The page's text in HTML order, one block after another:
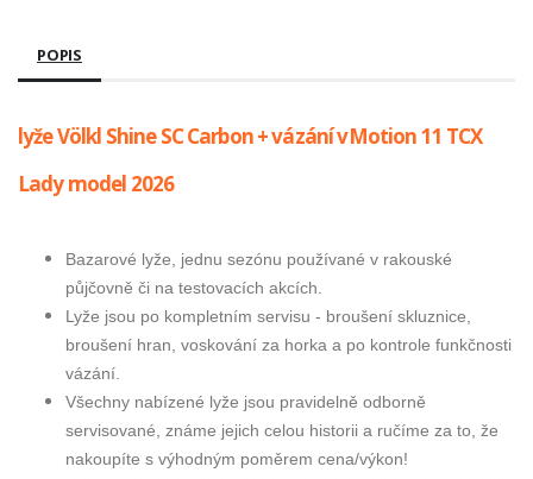
POPIS
lyže Völkl Shine SC Carbon + vázání vMotion 11 TCX
Lady model 2026
Bazarové lyže, jednu sezónu používané v rakouské
půjčovně či na testovacích akcích.
Lyže jsou po kompletním servisu - broušení skluznice,
broušení hran, voskování za horka a po kontrole funkčnosti
vázání.
Všechny nabízené lyže jsou pravidelně odborně
servisované, známe jejich celou historii a ručíme za to, že
nakoupíte s výhodným poměrem cena/výkon!